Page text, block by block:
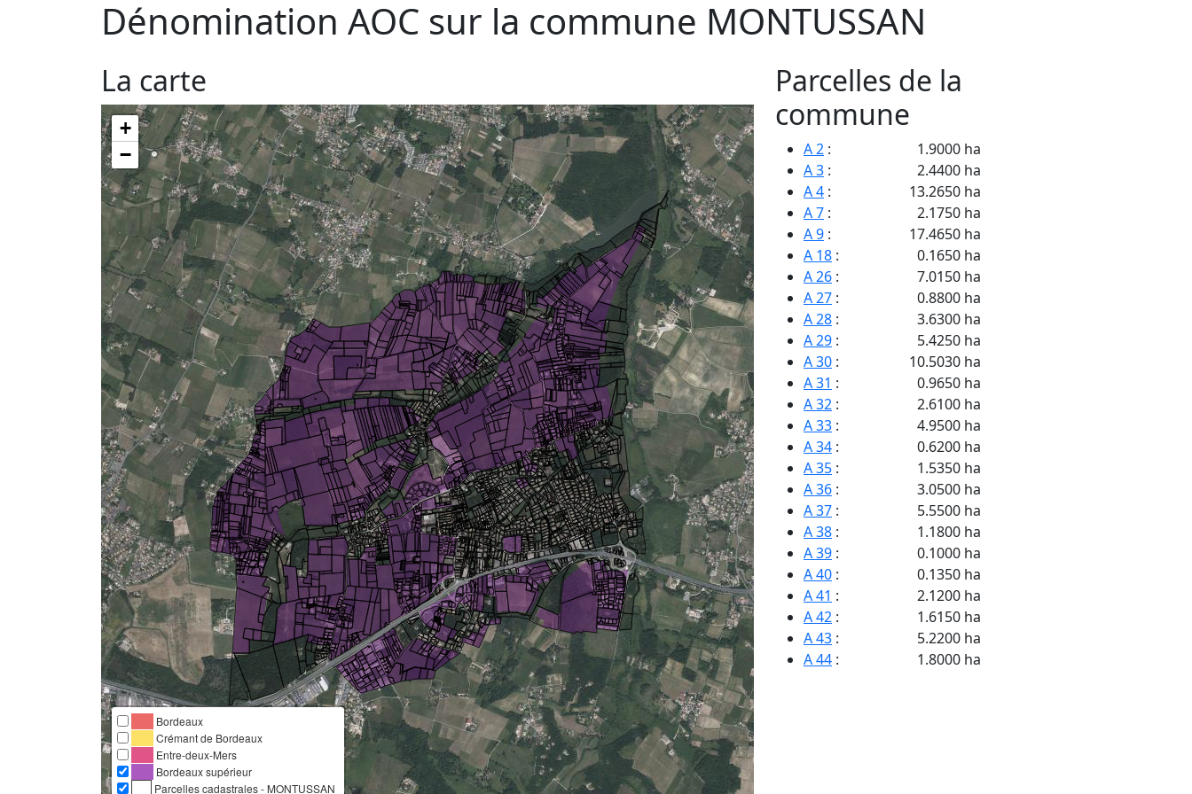
Dénomination AOC sur la commune MONTUSSAN
La carte
+
−
Bordeaux
Crémant de Bordeaux
Entre-deux-Mers
Bordeaux supérieur
Parcelles cadastrales - MONTUSSAN
Parcelles de la
commune
A 2 :
1.9000 ha
A 3 :
2.4400 ha
A 4 :
13.2650 ha
A 7 :
2.1750 ha
A 9 :
17.4650 ha
A 18 :
0.1650 ha
A 26 :
7.0150 ha
A 27 :
0.8800 ha
A 28 :
3.6300 ha
A 29 :
5.4250 ha
A 30 :
10.5030 ha
A 31 :
0.9650 ha
A 32 :
2.6100 ha
A 33 :
4.9500 ha
A 34 :
0.6200 ha
A 35 :
1.5350 ha
A 36 :
3.0500 ha
A 37 :
5.5500 ha
A 38 :
1.1800 ha
A 39 :
0.1000 ha
A 40 :
0.1350 ha
A 41 :
2.1200 ha
A 42 :
1.6150 ha
A 43 :
5.2200 ha
A 44 :
1.8000 ha